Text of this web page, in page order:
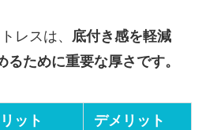
レスは、
底付き感を軽減
るために重要な厚さです。
ット デメリット